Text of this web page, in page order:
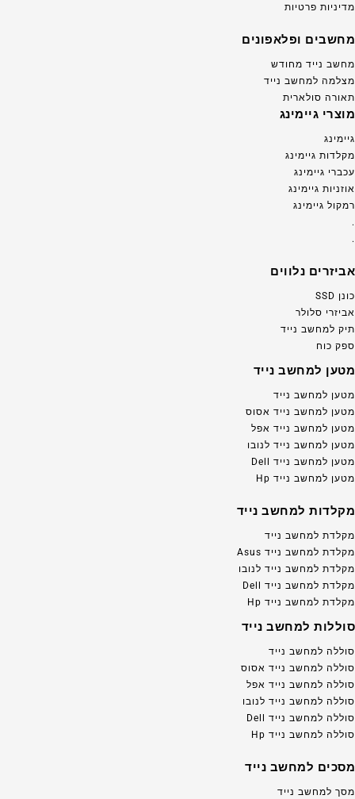
מדיניות פרטיות
מחשבים ופלאפונים
מחשב נייד מחודש
מצלמה למחשב נייד
תאורה סולארית
מוצרי גיימינג
גיימינג
מקלדות גיימינג
עכברי גיימינג
אוזניות גיימינג
רמקול גיימינג
.
.
אביזרים נלווים
כונן SSD
אביזרי סלולר
תיק למחשב נייד
ספק כוח
מטען למחשב נייד
מטען למחשב נייד
מטען למחשב נייד אסוס
מטען למחשב נייד אפל
מטען למחשב נייד לנובו
מטען למחשב נייד Dell
מטען למחשב נייד Hp
מקלדות למחשב נייד
מקלדת למחשב נייד
מקלדת למחשב נייד Asus
מקלדת למחשב נייד לנובו
מקלדת למחשב נייד Dell
מקלדת למחשב נייד Hp
סוללות למחשב נייד
סוללה למחשב נייד
סוללה למחשב נייד אסוס
סוללה למחשב נייד אפל
סוללה למחשב נייד לנובו
סוללה למחשב נייד Dell
סוללה למחשב נייד Hp
מסכים למחשב נייד
מסך למחשב נייד